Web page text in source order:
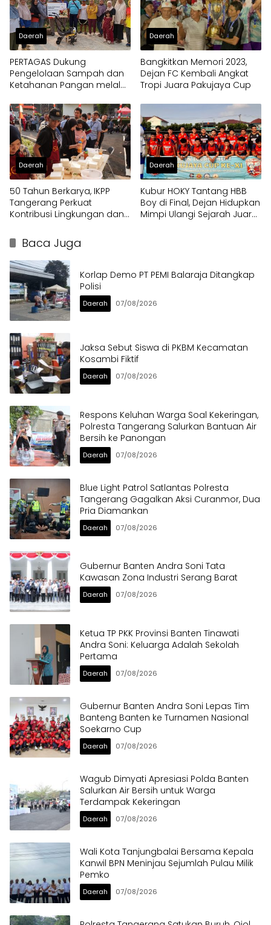
Daerah
PERTAGAS Dukung
Pengelolaan Sampah dan
Ketahanan Pangan melalui
Daerah
Bangkitkan Memori 2023,
Dejan FC Kembali Angkat
Tropi Juara Pakujaya Cup
Daerah
50 Tahun Berkarya, IKPP
Tangerang Perkuat
Kontribusi Lingkungan dan
Penghargaan Berkelanjutan
Daerah
Kubur HOKY Tantang HBB
Boy di Final, Dejan Hidupkan
Mimpi Ulangi Sejarah Juara
Baca Juga
Korlap Demo PT PEMI Balaraja Ditangkap
Polisi
Daerah 07/08/2026
Jaksa Sebut Siswa di PKBM Kecamatan
Kosambi Fiktif
Daerah 07/08/2026
Respons Keluhan Warga Soal Kekeringan,
Polresta Tangerang Salurkan Bantuan Air
Bersih ke Panongan
Daerah 07/08/2026
Blue Light Patrol Satlantas Polresta
Tangerang Gagalkan Aksi Curanmor, Dua
Pria Diamankan
Daerah 07/08/2026
Gubernur Banten Andra Soni Tata
Kawasan Zona Industri Serang Barat
Daerah 07/08/2026
Ketua TP PKK Provinsi Banten Tinawati
Andra Soni: Keluarga Adalah Sekolah
Pertama
Daerah 07/08/2026
Gubernur Banten Andra Soni Lepas Tim
Banteng Banten ke Turnamen Nasional
Soekarno Cup
Daerah 07/08/2026
Wagub Dimyati Apresiasi Polda Banten
Salurkan Air Bersih untuk Warga
Terdampak Kekeringan
Daerah 07/08/2026
Wali Kota Tanjungbalai Bersama Kepala
Kanwil BPN Meninjau Sejumlah Pulau Milik
Pemko
Daerah 07/08/2026